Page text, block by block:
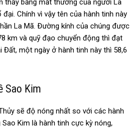
thấy bằng mắt thường của người La
Chính vì vậy tên của hành tinh này
La Mã. Đường kính của chúng được
km và quỹ đạo chuyển động thì đạt
Đất, một ngày ở hành tinh này thì 58,6
Sao Kim
sẽ độ nóng nhất so với các hành
Kim là hành tinh cực kỳ nóng,